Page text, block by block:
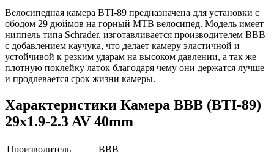
Велосипедная камера BTI-89 предназначена для установки с
ободом 29 дюймов на горный MTB велосипед. Модель имеет
ниппель типа Schrader, изготавливается производителем BBB
с добавлением каучука, что делает камеру эластичной и
устойчивой к резким ударам на высоком давлении, а так же
плотную поклейку латок благодаря чему они держатся лучше
и продлевается срок жизни камеры.
Характеристики Камера ВВВ (BTI-89)
29x1.9-2.3 AV 40mm
Производитель
BBB